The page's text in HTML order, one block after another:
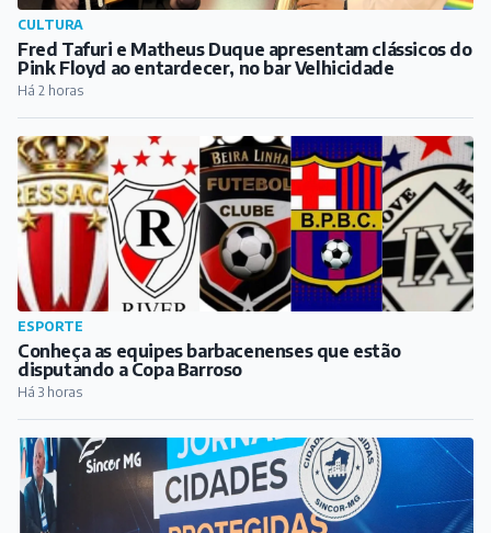
CULTURA
Fred Tafuri e Matheus Duque apresentam clássicos do
Pink Floyd ao entardecer, no bar Velhicidade
Há 2 horas
ESPORTE
Conheça as equipes barbacenenses que estão
disputando a Copa Barroso
Há 3 horas